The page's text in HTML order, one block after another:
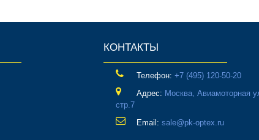
КОНТАКТЫ
Телефон: ‎+7 (495) 120-50-20
Адрес: Москва, Авиамоторная
стр.7
Email: sale@pk-optex.ru